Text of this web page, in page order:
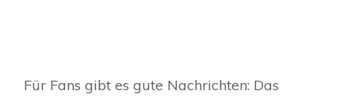
Für Fans gibt es gute Nachrichten: Das